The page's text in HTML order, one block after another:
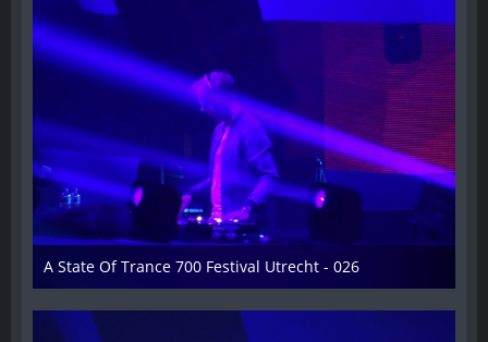
A State Of Trance 700 Festival Utrecht - 026
26. Februar 2015